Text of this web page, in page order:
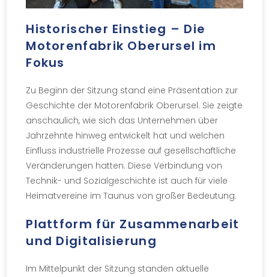
Historischer Einstieg – Die
Motorenfabrik Oberursel im
Fokus
Zu Beginn der Sitzung stand eine Präsentation zur
Geschichte der Motorenfabrik Oberursel. Sie zeigte
anschaulich, wie sich das Unternehmen über
Jahrzehnte hinweg entwickelt hat und welchen
Einfluss industrielle Prozesse auf gesellschaftliche
Veränderungen hatten. Diese Verbindung von
Technik- und Sozialgeschichte ist auch für viele
Heimatvereine im Taunus von großer Bedeutung.
Plattform für Zusammenarbeit
und Digitalisierung
Im Mittelpunkt der Sitzung standen aktuelle